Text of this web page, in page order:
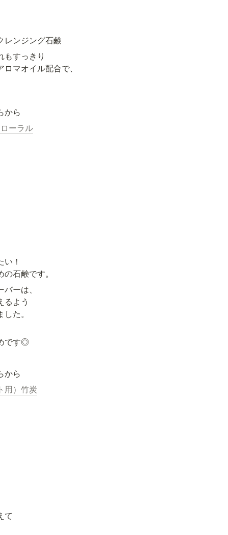
レンジング石鹸
もすっきり
マオイル配合で、
から
ーラル
！
石鹸です。
ーは、
るよう
た。
です◎
から
用）竹炭
て